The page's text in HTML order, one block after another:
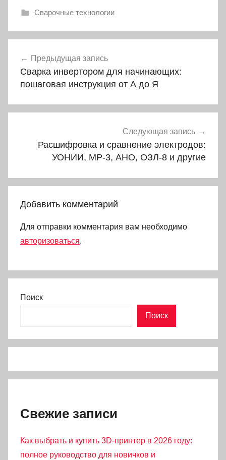
Сварочные технологии
по
записям
Предыдущая запись
Сварка инвертором для начинающих:
пошаговая инструкция от А до Я
Следующая запись
Расшифровка и сравнение электродов:
УОНИИ, МР-3, АНО, ОЗЛ-8 и другие
Добавить комментарий
Для отправки комментария вам необходимо
авторизоваться.
Поиск
Поиск
Свежие записи
Как выбрать и купить 3D-принтер в 2026 году:
полное руководство для новичков и